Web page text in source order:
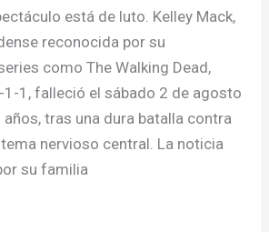
está de luto. Kelley Mack,
reconocida por su
como The Walking Dead,
1-1, falleció el sábado 2 de agosto
tras una dura batalla contra
nervioso central. La noticia
su familia